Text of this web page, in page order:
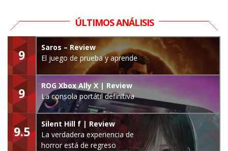
ÚLTIMOS ANÁLISIS
9
Saros – Review
El juego de prueba y aprende
9
ROG Xbox Ally X | Review
La consola portátil definitiva
9.5
Silent Hill f | Review
La verdadera experiencia de
horror está de regreso